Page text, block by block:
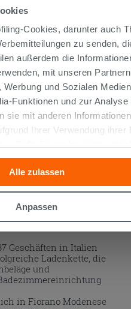
Cookies, darunter auch
zu senden,
außerdem die
mit unseren
und Sozialen
Funktionen und zur Analyse
sie mit anderen
Ihrer Verwendung ihrer
Cookies verweigern,hier
kann durch Klicken auf die
werden. Wenn Sie auf die
erst nach der Installation
Alle zulassen
Anpassen
Die
ab dem Tag, an dem die
lesen Sie bitte die
der Fa.
Geschäften in Italien
Ladenkette, die
und
in Fiorano Modenese